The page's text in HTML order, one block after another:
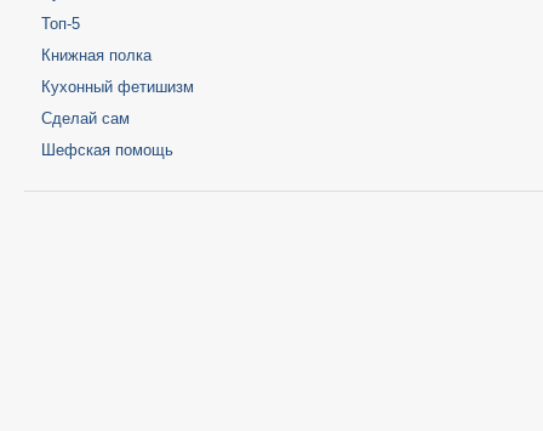
Топ-5
Книжная полка
Кухонный фетишизм
Сделай сам
Шефская помощь